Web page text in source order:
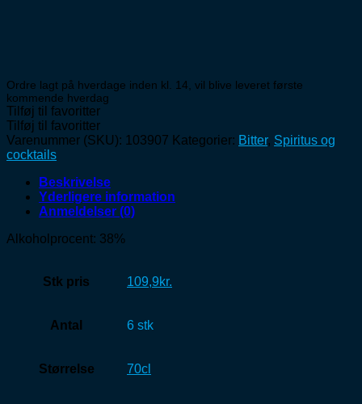
Ordre lagt på hverdage inden kl. 14, vil blive leveret første
kommende hverdag
Tilføj til favoritter
Tilføj til favoritter
Varenummer (SKU): 103907 Kategorier: Bitter, Spiritus og
cocktails
Beskrivelse
Yderligere information
Anmeldelser (0)
Alkoholprocent: 38%
Stk pris 109,9kr.
Antal 6 stk
Størrelse 70cl